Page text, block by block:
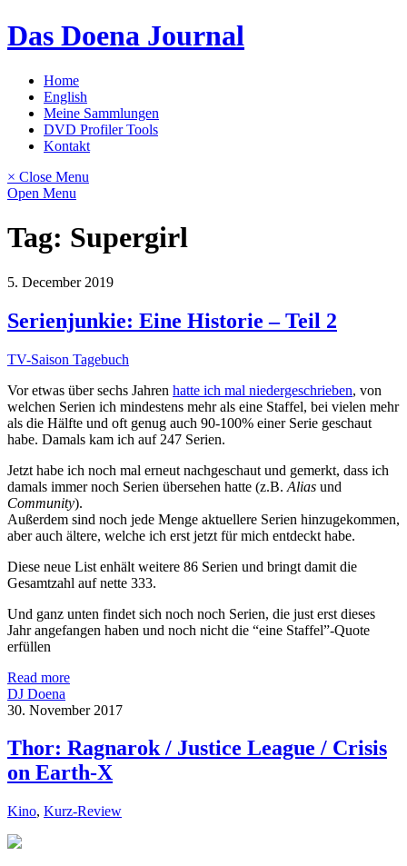
Skip
to
Das Doena Journal
Home
English
Meine Sammlungen
DVD Profiler Tools
Kontakt
× Close Menu
Open Menu
Tag: Supergirl
5. December 2019
Serienjunkie: Eine Historie – Teil 2
TV-Saison Tagebuch
Vor etwas über sechs Jahren hatte ich mal niedergeschrieben, von
welchen Serien ich mindestens mehr als eine Staffel, bei vielen mehr
als die Hälfte und oft genug auch 90-100% einer Serie geschaut
habe. Damals kam ich auf 247 Serien.
Jetzt habe ich noch mal erneut nachgeschaut und gemerkt, dass ich
damals immer noch Serien übersehen hatte (z.B. Alias und
Community).
Außerdem sind noch jede Menge aktuellere Serien hinzugekommen,
aber auch ältere, welche ich erst jetzt für mich entdeckt habe.
Diese neue List enhält weitere 86 Serien und bringt damit die
Gesamtzahl auf nette 333.
Und ganz unten findet sich noch noch Serien, die just erst dieses
Jahr angefangen haben und noch nicht die “eine Staffel”-Quote
erfüllen
Read more
DJ Doena
30. November 2017
Thor: Ragnarok / Justice League / Crisis
on Earth-X
Kino, Kurz-Review